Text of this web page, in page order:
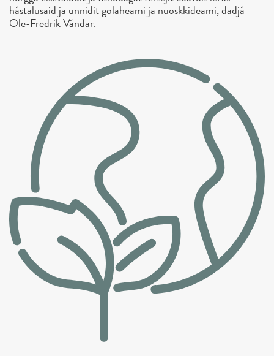
hástalusaid ja unnidit golaheami ja nuoskkideami, dadjá
Ole-Fredrik Vándar.